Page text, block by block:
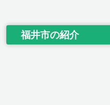
福井市の紹介